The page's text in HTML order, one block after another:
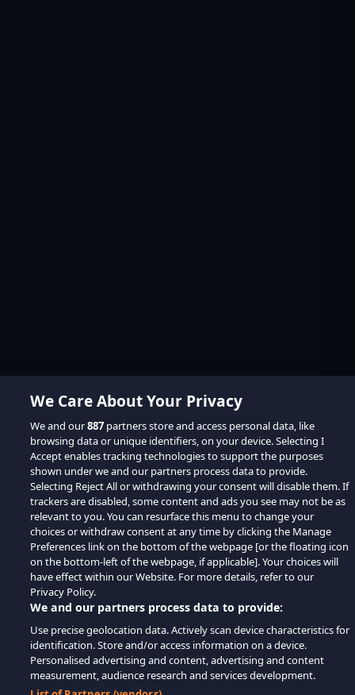
We Care About Your Privacy
We and our887 partners store and access personal data, like
browsing data or unique identifiers, on your device. Selecting I
Accept enables tracking technologies to support the purposes
shown under we and our partners process data to provide.
Selecting Reject All or withdrawing your consent will disable them. If
trackers are disabled, some content and ads you see may not be as
relevant to you. You can resurface this menu to change your
choices or withdraw consent at any time by clicking the Manage
Preferences link on the bottom of the webpage [or the floating icon
on the bottom-left of the webpage, if applicable]. Your choices will
have effect within our Website. For more details, refer to our
Privacy Policy.
We and our partners process data to provide:
Use precise geolocation data. Actively scan device characteristics for
identification. Store and/or access information on a device.
Personalised advertising and content, advertising and content
measurement, audience research and services development.